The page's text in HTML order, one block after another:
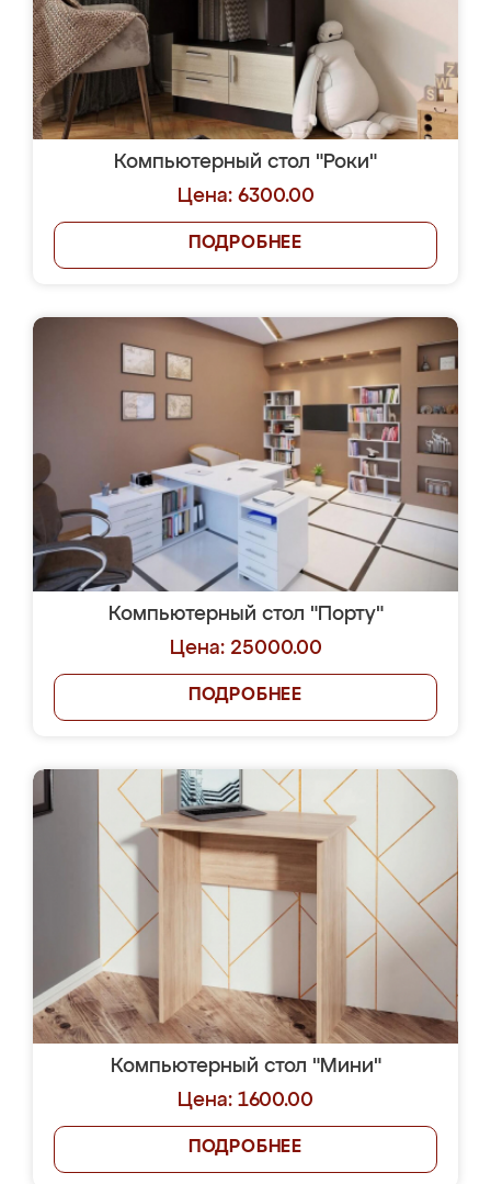
Компьютерный стол "Роки"
Цена: 6300.00
ПОДРОБНЕЕ
Компьютерный стол "Порту"
Цена: 25000.00
ПОДРОБНЕЕ
Компьютерный стол "Мини"
Цена: 1600.00
ПОДРОБНЕЕ